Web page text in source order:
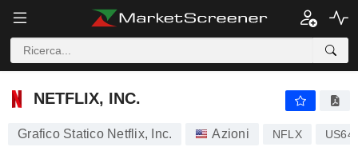
NETFLIX, INC.
NETFLIX, INC.
Grafico Statico Netflix, Inc. Azioni NFLX